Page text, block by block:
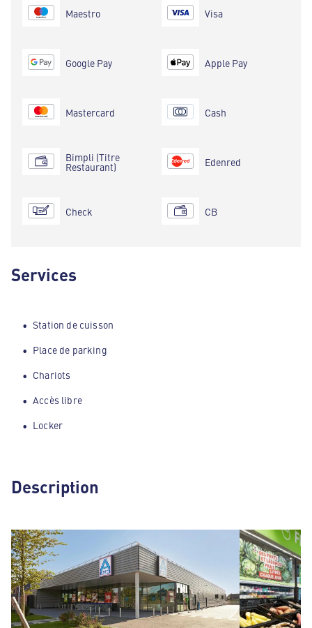
Maestro
Google Pay
Mastercard
Bimpli (Titre
Restaurant)
Check
Visa
Apple Pay
Cash
Edenred
CB
Services
Station de cuisson
Place de parking
Chariots
Accès libre
Locker
Description